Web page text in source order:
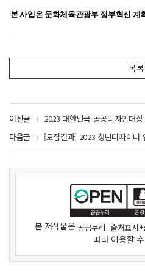
본 사업은 문화체육관광부 정부혁신 계
목록
이전글
2023 대한민국 공공디자인대
다음글
[모집결과] 2023 청년디자이너
본 저작물은공공누리 출처표시
따라 이용할